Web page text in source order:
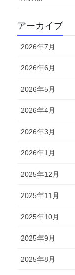
アーカイブ
2026年7月
2026年6月
2026年5月
2026年4月
2026年3月
2026年1月
2025年12月
2025年11月
2025年10月
2025年9月
2025年8月